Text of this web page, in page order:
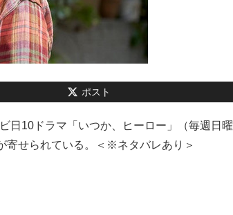
ポスト
日10ドラマ「いつか、ヒーロー」（毎週日曜
寄せられている。＜※ネタバレあり＞